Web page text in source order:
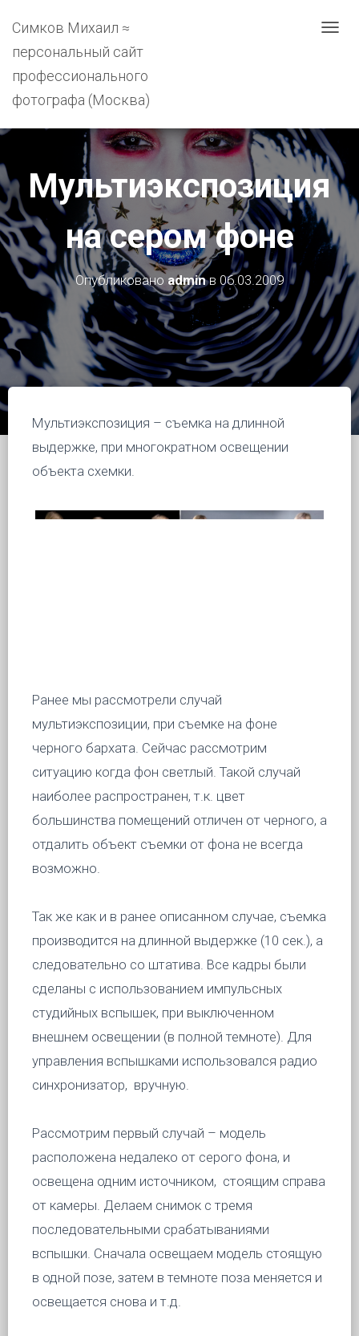
П
Ю
Ч
И
Т
А
В
И
Г
А
Ц
И
Ю
Симков Михаил ≈
персональный сайт
профессионального
фотографа (Москва)
Мультиэкспозиция
на сером фоне
Опубликовано adminв 06.03.2009
Мультиэкспозиция – съемка на длинной
выдержке, при многократном освещении
объекта схемки.
Ранее мы рассмотрели случай
мультиэкспозиции, при съемке на фоне
черного бархата. Сейчас рассмотрим
ситуацию когда фон светлый. Такой случай
наиболее распространен, т.к. цвет
большинства помещений отличен от черного, а
отдалить объект съемки от фона не всегда
возможно.
Так же как и в ранее описанном случае, съемка
производится на длинной выдержке (10 сек.), а
следовательно со штатива. Все кадры были
сделаны с использованием импульсных
студийных вспышек, при выключенном
внешнем освещении (в полной темноте). Для
управления вспышками использовался радио
синхронизатор, вручную.
Рассмотрим первый случай – модель
расположена недалеко от серого фона, и
освещена одним источником, стоящим справа
от камеры. Делаем снимок с тремя
последовательными срабатываниями
вспышки. Сначала освещаем модель стоящую
в одной позе, затем в темноте поза меняется и
освещается снова и т.д.